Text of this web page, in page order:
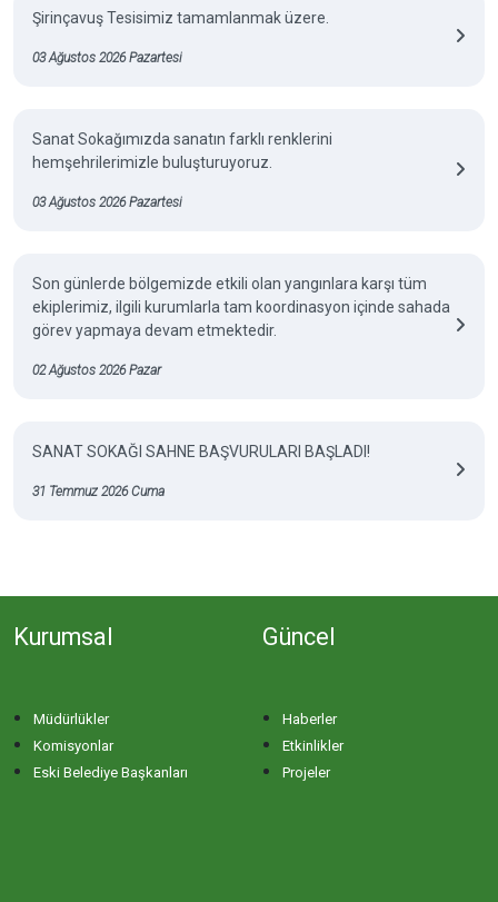
Şirinçavuş Tesisimiz tamamlanmak üzere.
03 Ağustos 2026 Pazartesi
Sanat Sokağımızda sanatın farklı renklerini
hemşehrilerimizle buluşturuyoruz.
03 Ağustos 2026 Pazartesi
Son günlerde bölgemizde etkili olan yangınlara karşı tüm
ekiplerimiz, ilgili kurumlarla tam koordinasyon içinde sahada
görev yapmaya devam etmektedir.
02 Ağustos 2026 Pazar
SANAT SOKAĞI SAHNE BAŞVURULARI BAŞLADI!
31 Temmuz 2026 Cuma
Kurumsal
Müdürlükler
Komisyonlar
Eski Belediye Başkanları
Güncel
Haberler
Etkinlikler
Projeler